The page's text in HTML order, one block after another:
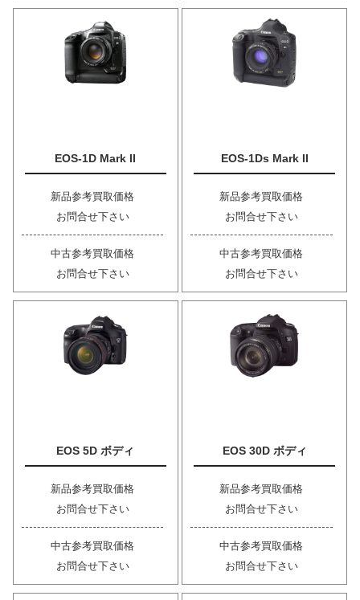
EOS-1D Mark II
新品参考買取価格
お問合せ下さい
中古参考買取価格
お問合せ下さい
EOS-1Ds Mark II
新品参考買取価格
お問合せ下さい
中古参考買取価格
お問合せ下さい
EOS 5D ボディ
新品参考買取価格
お問合せ下さい
中古参考買取価格
お問合せ下さい
EOS 30D ボディ
新品参考買取価格
お問合せ下さい
中古参考買取価格
お問合せ下さい